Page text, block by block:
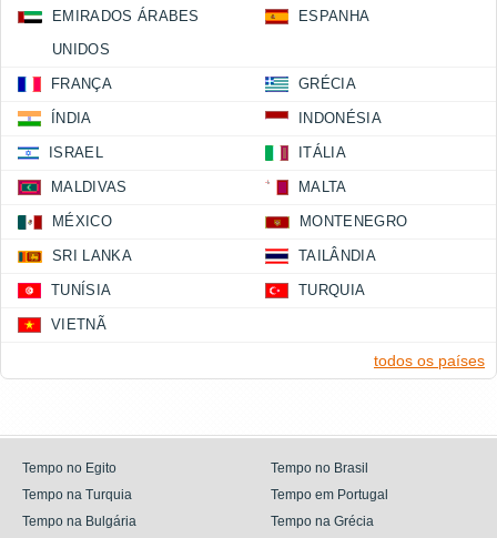
EMIRADOS ÁRABES
UNIDOS
ESPANHA
FRANÇA GRÉCIA
ÍNDIA INDONÉSIA
ISRAEL ITÁLIA
MALDIVAS MALTA
MÉXICO MONTENEGRO
SRI LANKA TAILÂNDIA
TUNÍSIA TURQUIA
VIETNÃ
todos os países
Tempo no Egito
Tempo no Brasil
Tempo na Turquia
Tempo em Portugal
Tempo na Bulgária
Tempo na Grécia